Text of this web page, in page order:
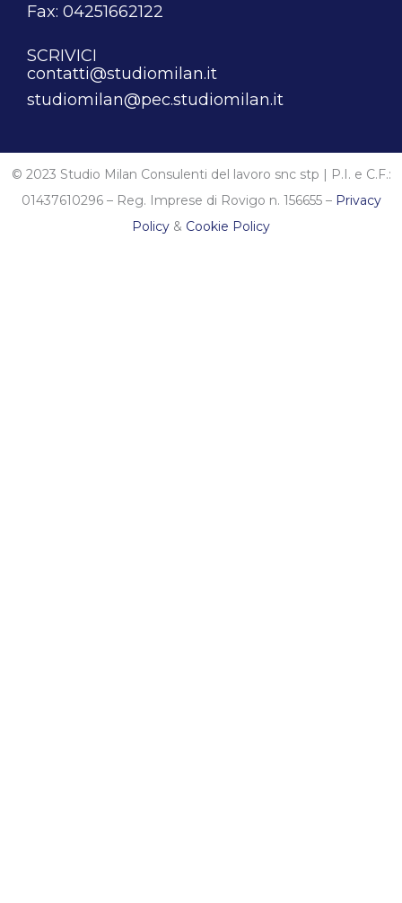
Fax: 04251662122
SCRIVICI
contatti@studiomilan.it
studiomilan@pec.studiomilan.it
© 2023 Studio Milan Consulenti del lavoro snc stp | P.I. e C.F.:
01437610296 – Reg. Imprese di Rovigo n. 156655 – Privacy
Policy & Cookie Policy